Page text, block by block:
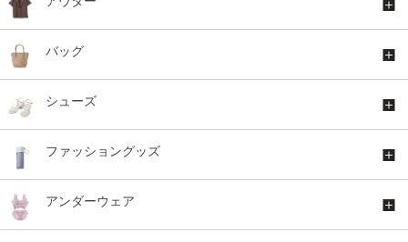
バッグ
シューズ
ファッショングッズ
アンダーウェア